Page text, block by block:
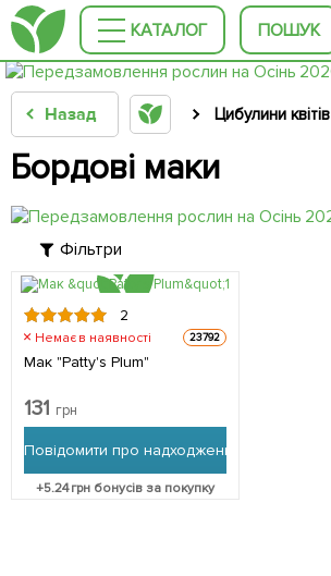
КАТАЛОГ ПОШУК
Назад Цибулини квітів
Бордові маки
Фільтри
2
Немає в наявності 23792
Мак "Patty's Plum"
131 грн
Повідомити про надходження
+5.24грн бонусів за покупку